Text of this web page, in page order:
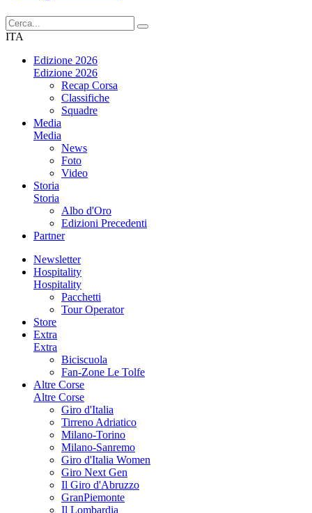
ITA
Edizione 2026
Edizione 2026
Recap Corsa
Classifiche
Squadre
Media
Media
News
Foto
Video
Storia
Storia
Albo d'Oro
Edizioni Precedenti
Partner
Newsletter
Hospitality
Hospitality
Pacchetti
Tour Operator
Store
Extra
Extra
Biciscuola
Fan-Zone Le Tolfe
Altre Corse
Altre Corse
Giro d'Italia
Tirreno Adriatico
Milano-Torino
Milano-Sanremo
Giro d'Italia Women
Giro Next Gen
Il Giro d'Abruzzo
GranPiemonte
Il Lombardia